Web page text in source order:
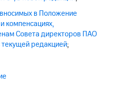
в Положение
компенсациях,
Совета директоров ПАО
редакцией;